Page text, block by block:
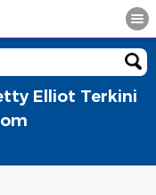
Elliot Terkini